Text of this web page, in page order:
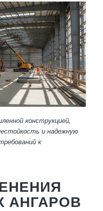
конструкцией,
и надежную
к
АНГАРОВ